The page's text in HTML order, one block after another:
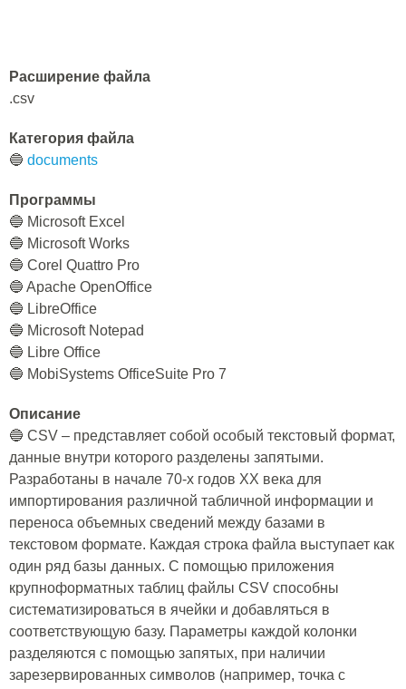
Расширение файла
.csv
Категория файла
🔵 documents
Программы
🔵 Microsoft Excel
🔵 Microsoft Works
🔵 Corel Quattro Pro
🔵 Apache OpenOffice
🔵 LibreOffice
🔵 Microsoft Notepad
🔵 Libre Office
🔵 MobiSystems OfficeSuite Pro 7
Описание
🔵 CSV – представляет собой особый текстовый формат,
данные внутри которого разделены запятыми.
Разработаны в начале 70-х годов XX века для
импортирования различной табличной информации и
переноса объемных сведений между базами в
текстовом формате. Каждая строка файла выступает как
один ряд базы данных. С помощью приложения
крупноформатных таблиц файлы CSV способны
систематизироваться в ячейки и добавляться в
соответствующую базу. Параметры каждой колонки
разделяются с помощью запятых, при наличии
зарезервированных символов (например, точка с